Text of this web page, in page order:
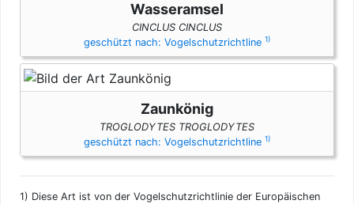
Wasseramsel
CINCLUS CINCLUS
geschützt nach: Vogelschutzrichtline 1)
Zaunkönig
TROGLODYTES TROGLODYTES
geschützt nach: Vogelschutzrichtline 1)
1) Diese Art ist von der Vogelschutzrichtlinie der Europäischen